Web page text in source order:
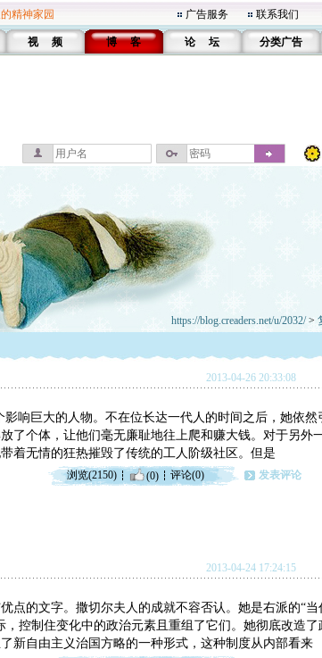
精神家园 广告服务 联系我们
视 频 博 客 论 坛 分类广告
https://blog.creaders.net/u/2032/>
2013-04-26 20:33:08
响巨大的人物。不在位长达一代人的时间之后，她依然
了个体，让他们毫无廉耻地往上爬和赚大钱。对于另外
着无情的狂热摧毁了传统的工人阶级社区。但是
浏览(2150) (0) 评论(0) 发表评论
2013-04-24 17:24:15
点的文字。撒切尔夫人的成就不容否认。她是右派的“当
，控制住变化中的政治元素且重组了它们。她彻底改造了
新自由主义治国方略的一种形式，这种制度从内部看来